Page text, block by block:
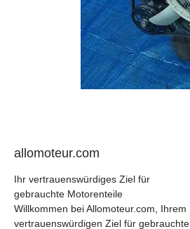
allomoteur.com
Ihr vertrauenswürdiges Ziel für
gebrauchte Motorenteile
Willkommen bei Allomoteur.com, Ihrem
vertrauenswürdigen Ziel für gebrauchte